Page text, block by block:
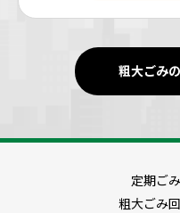
粗大ごみ
定期ご
粗大ごみ